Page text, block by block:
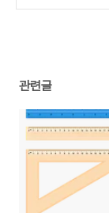
관련글